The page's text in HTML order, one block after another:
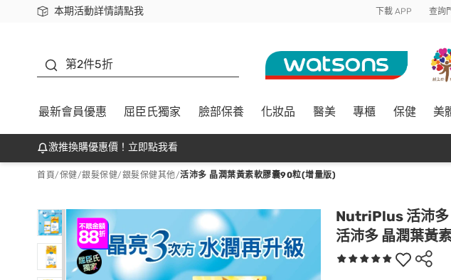
本期活動詳情請點我
下載app最高回饋$350 下載 APP 查詢
第2件5折
最新會員優惠 屈臣氏獨家 臉部保養 化妝品 醫美 專櫃 保健 美
激推換購優惠價！立即點我看
首頁/保健/銀髮保健/銀髮保健其他/活沛多 晶潤葉黃素軟膠囊90粒(增量版)
NutriPlus 活沛多
活沛多 晶潤葉黃